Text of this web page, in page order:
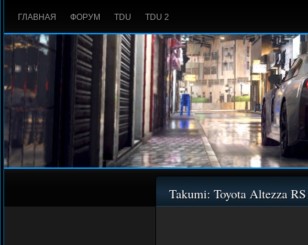
ГЛАВНАЯ ФОРУМ TDU TDU 2
Takumi: Toyota Altezza